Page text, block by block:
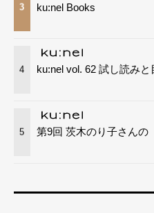
3 ku:nel Books
4 ku:nel vol. 62 試し読みと
5 第9回 茨木のり子さんの